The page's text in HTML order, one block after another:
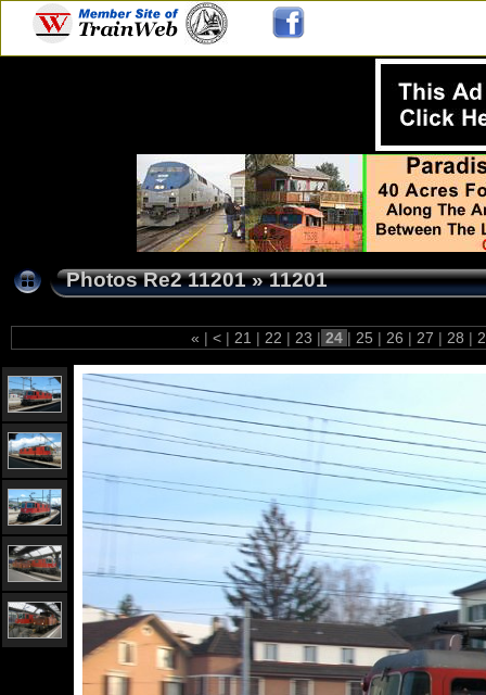
Photos Re2 11201»11201
« | < | 21 | 22 | 23 | 24 | 25 | 26 | 27 | 28 |